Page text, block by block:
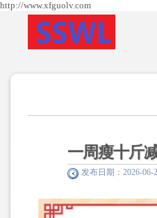
http://www.xfguolv.com
一周瘦十斤
发布日期：2026-